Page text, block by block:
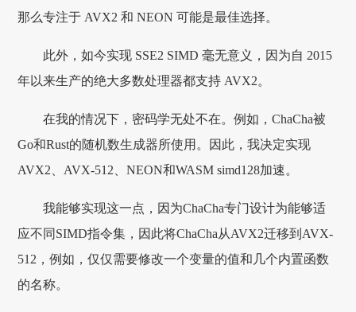
那么专注于 AVX2 和 NEON 可能是最佳选择。
此外，如今实现 SSE2 SIMD 毫无意义，因为自 2015
年以来生产的绝大多数处理器都支持 AVX2。
在我的情况下，密码学无处不在。例如，ChaCha被
Go和Rust的随机数生成器所使用。因此，我决定实现
AVX2、AVX-512、NEON和WASM simd128加速。
我能够实现这一点，因为ChaCha专门设计为能够适
应不同SIMD指令集，因此将ChaCha从AVX2迁移到AVX-
512，例如，仅仅需要修改一个变量的值和几个内置函数
的名称。